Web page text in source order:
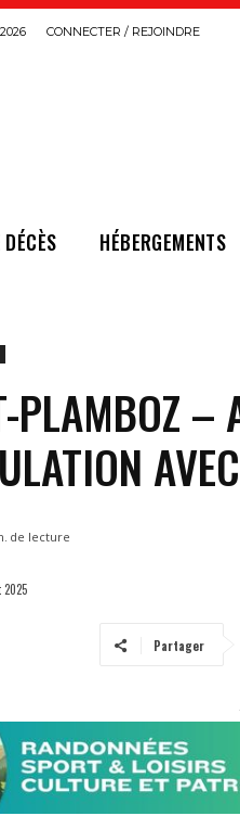
CONNECTER / REJOINDRE
HÉBERGEMENTS
PLAMBOZ –
de lecture
Partager